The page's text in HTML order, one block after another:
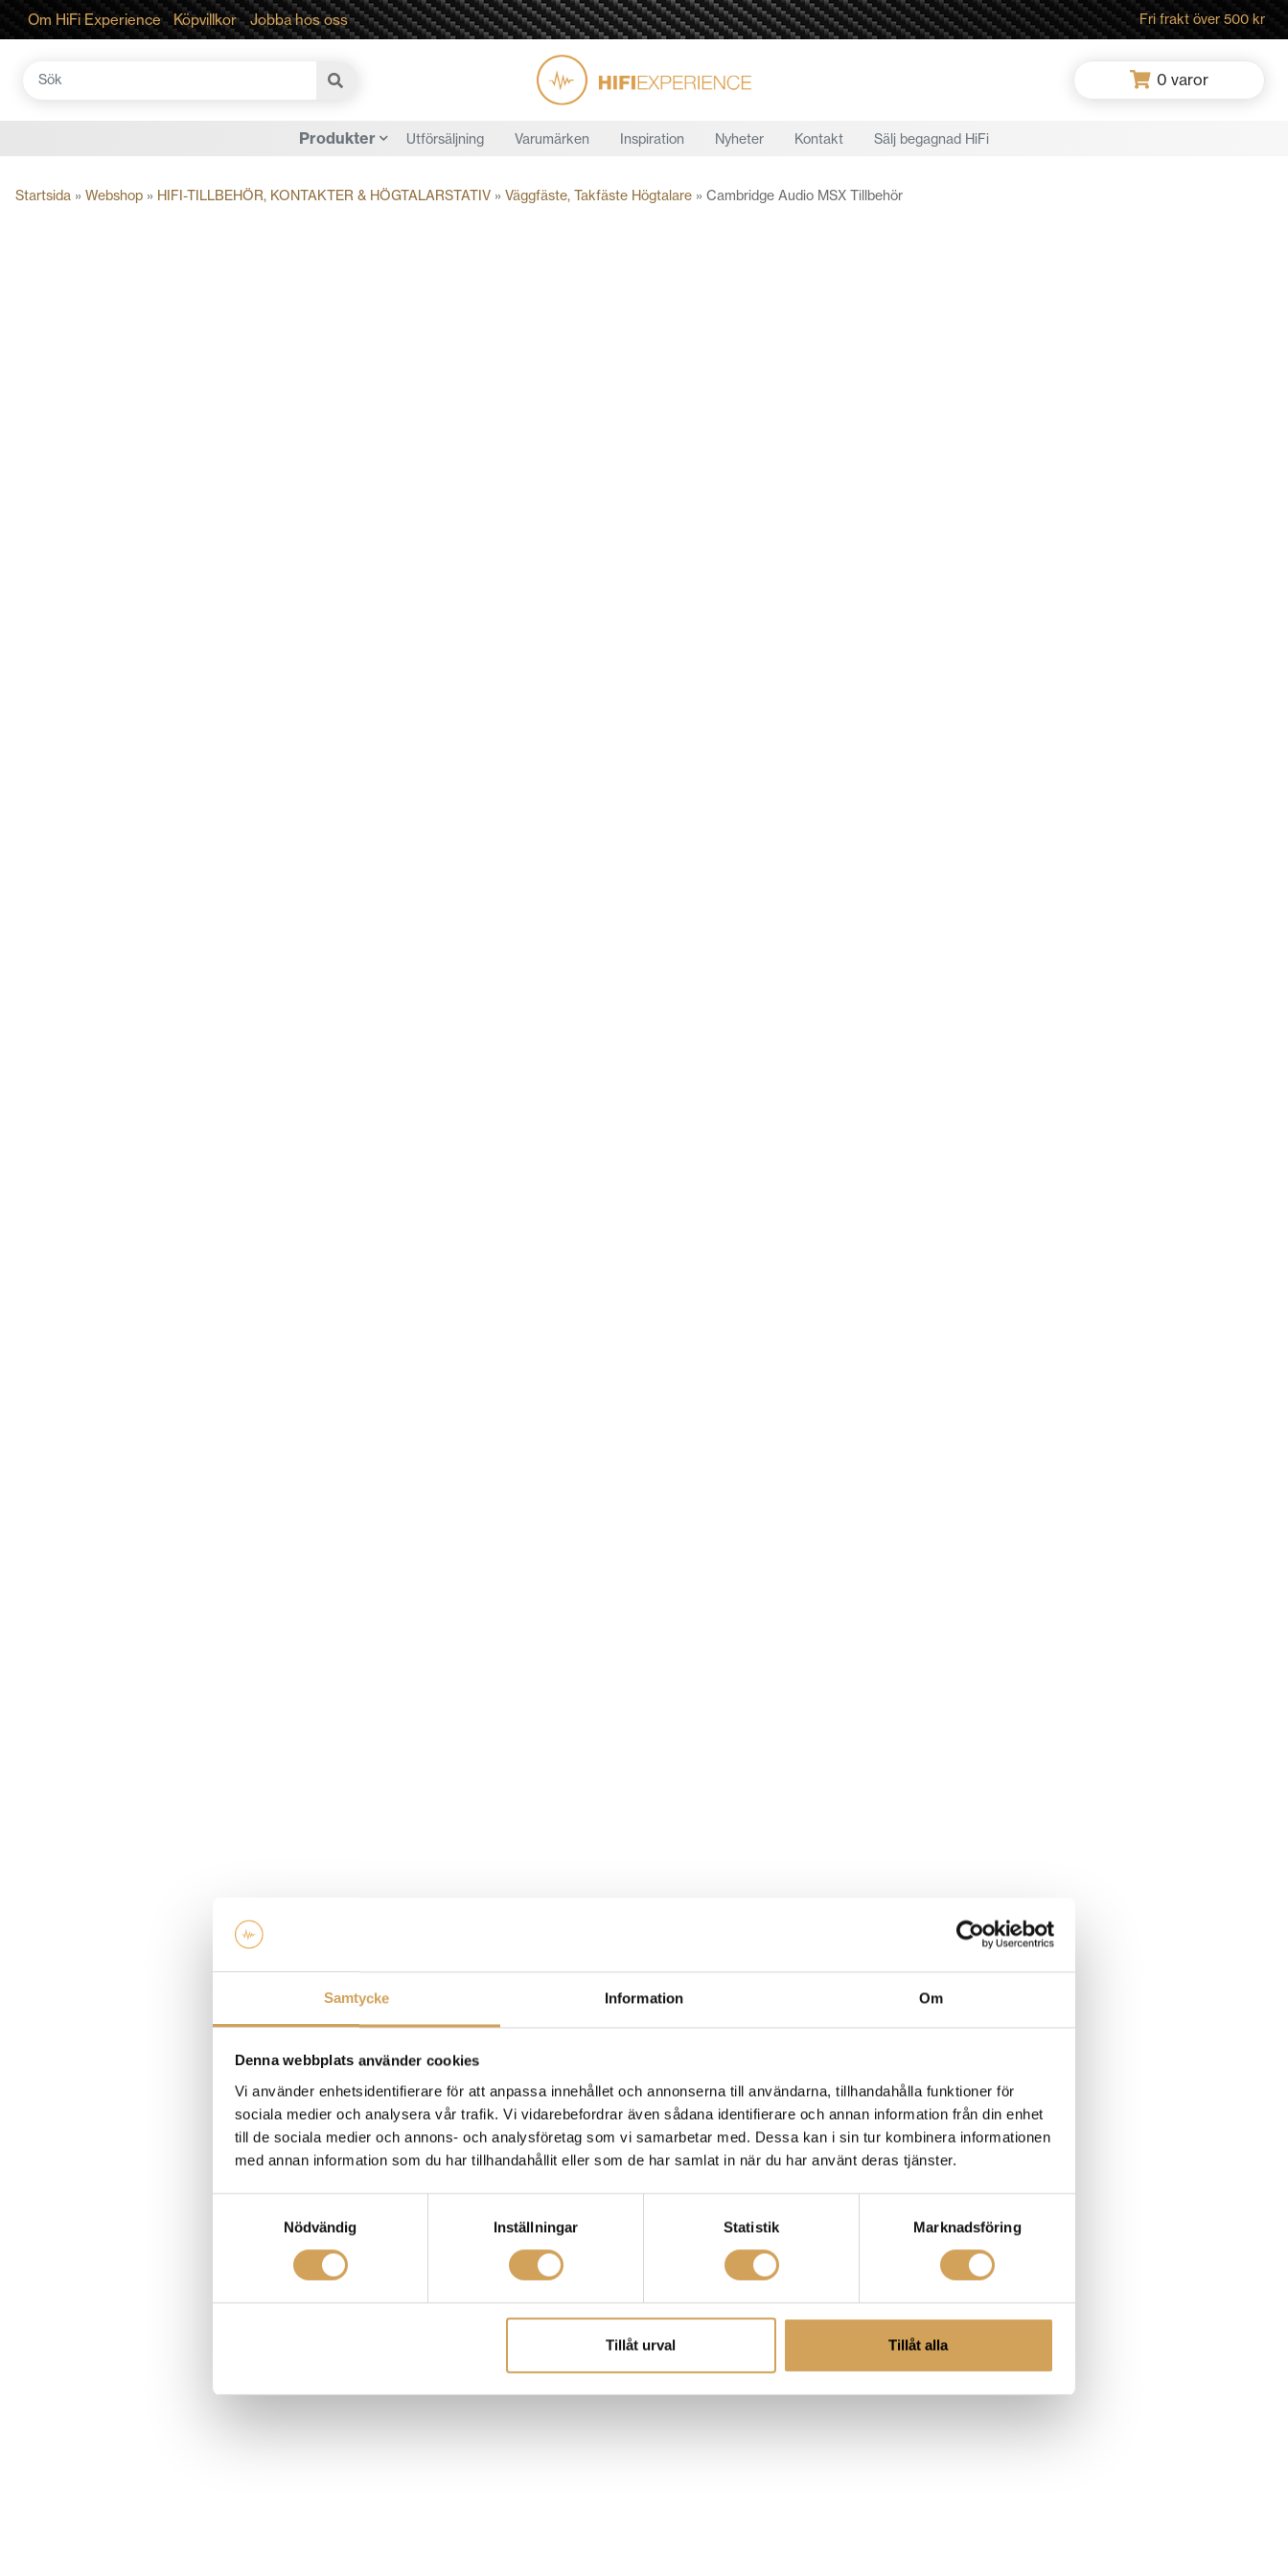
Samtycke Information Om
Denna webbplats använder cookies
Vi använder enhetsidentifierare för att anpassa innehållet och annonserna till användarna, tillhandahålla funktioner för
sociala medier och analysera vår trafik. Vi vidarebefordrar även sådana identifierare och annan information från din enhet
till de sociala medier och annons- och analysföretag som vi samarbetar med. Dessa kan i sin tur kombinera informationen
med annan information som du har tillhandahållit eller som de har samlat in när du har använt deras tjänster.
Nödvändig
Inställningar Statistik Marknadsföring
Tillåt urval Tillåt alla
Om HiFi Experience Köpvillkor Jobba hos oss Fri frakt över 500 kr
Sök
0 varor
Produkter Utförsäljning Varumärken Inspiration Nyheter Kontakt Sälj begagnad HiFi
Startsida » Webshop » HIFI-TILLBEHÖR, KONTAKTER & HÖGTALARSTATIV » Väggfäste, Takfäste Högtalare » Cambridge Audio MSX Tillbehör